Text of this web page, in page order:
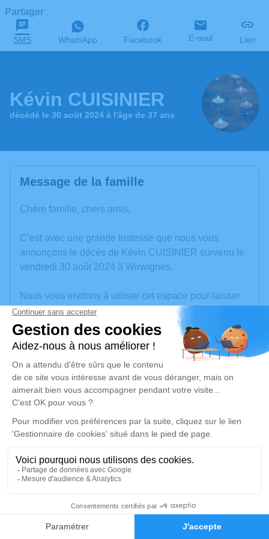
Faire-part Hommages
Partager
SMS WhatsApp Facebook E-mail Lien
Kévin CUISINIER
décédé le 30 août 2024 à l'âge de 37 ans
Message de la famille
Chère famille, chers amis,
C’est avec une grande tristesse que nous vous
annonçons le décès de Kévin CUISINIER survenu le
vendredi 30 août 2024 à Wirwignes.
Nous vous invitons à utiliser cet espace pour laisser
vos condoléances, partager des photos souvenirs,
une anecdote ou exprimer vos pensées à travers des
poèmes ou des textes. Cet endroit est un lieu
d'expression dédié à honorer la mémoire de Kévin
CUISINIER.
Un service de plantation d’arbre hommage est
disponible ici.
Je rends hommage
Cérémonie religieuse
Église Saint Wandrille d'Outreau
62230 Outreau